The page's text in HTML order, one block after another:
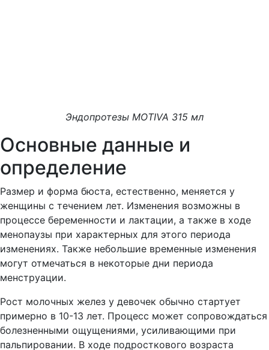
Эндопротезы MOTIVA 315 мл
Основные данные и
определение
Размер и форма бюста, естественно, меняется у
женщины с течением лет. Изменения возможны в
процессе беременности и лактации, а также в ходе
менопаузы при характерных для этого периода
изменениях. Также небольшие временные изменения
могут отмечаться в некоторые дни периода
менструации.
Рост молочных желез у девочек обычно стартует
примерно в 10-13 лет. Процесс может сопровождаться
болезненными ощущениями, усиливающими при
пальпировании. В ходе подросткового возраста